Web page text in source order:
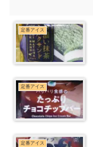
定番アイス
定番アイス
定番アイス